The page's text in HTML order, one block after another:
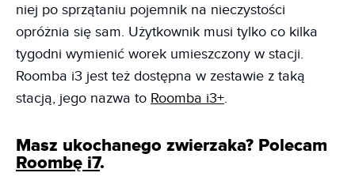
niej po sprzątaniu pojemnik na nieczystości
opróżnia się sam. Użytkownik musi tylko co kilka
tygodni wymienić worek umieszczony w stacji.
Roomba i3 jest też dostępna w zestawie z taką
stacją, jego nazwa to Roomba i3+.
Masz ukochanego zwierzaka? Polecam
Roombę i7.